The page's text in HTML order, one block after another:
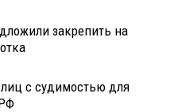
закрепить на
с судимостью для